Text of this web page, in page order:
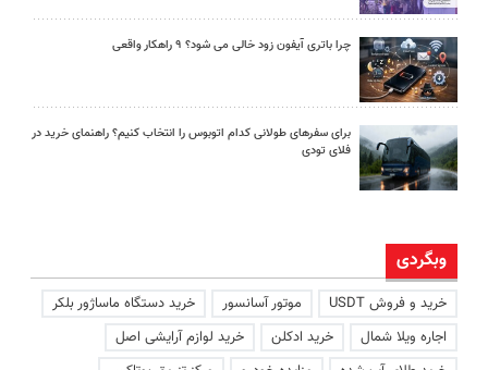
چرا باتری آیفون زود خالی می شود؟ ۹ راهکار واقعی
برای سفرهای طولانی کدام اتوبوس را انتخاب کنیم؟ راهنمای خرید در
فلای تودی
وبگردی
خرید و فروش USDT موتور آسانسور
خرید دستگاه ماساژور بلکر
اجاره ویلا شمال
خرید ادکلن
خرید لوازم آرایشی اصل